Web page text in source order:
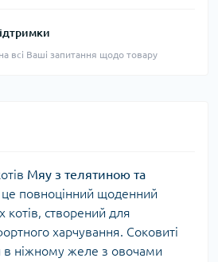
всі Ваші запитання щодо товару
Мяу з телятиною та
повноцінний щоденний
котів, створений для
харчування. Соковиті
в ніжному желе з овочами